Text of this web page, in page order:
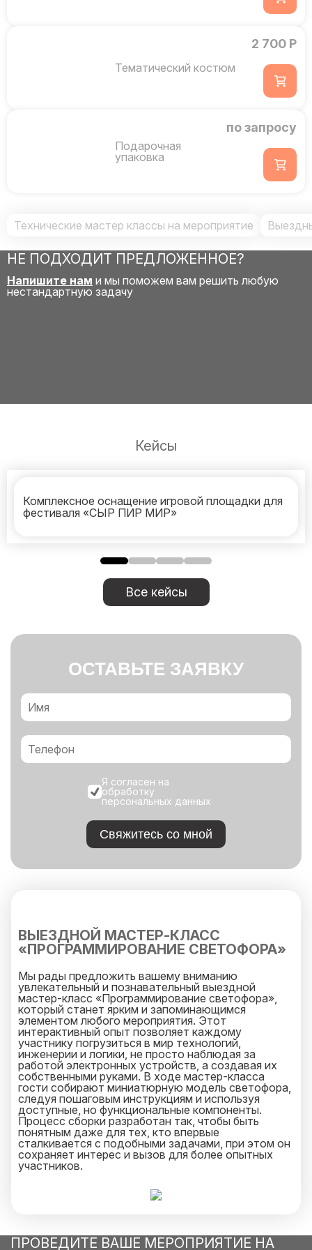
Тематический костюм
2 700 Р
Подарочная
упаковка
по запросу
Технические мастер классы на мероприятие
НЕ ПОДХОДИТ ПРЕДЛОЖЕННОЕ?
Напишите нам и мы поможем вам решить любую
нестандартную задачу
Кейсы
Комплексное оснащение игровой площадки для
фестиваля «СЫР ПИР МИР»
Все кейсы
ОСТАВЬТЕ ЗАЯВКУ
Я согласен на
обработку
персональных данных
Свяжитесь со мной
ВЫЕЗДНОЙ МАСТЕР-КЛАСС
«ПРОГРАММИРОВАНИЕ СВЕТОФОРА»
Мы рады предложить вашему вниманию
увлекательный и познавательный выездной
мастер-класс «Программирование светофора»,
который станет ярким и запоминающимся
элементом любого мероприятия. Этот
интерактивный опыт позволяет каждому
участнику погрузиться в мир технологий,
инженерии и логики, не просто наблюдая за
работой электронных устройств, а создавая их
собственными руками. В ходе мастер-класса
гости собирают миниатюрную модель светофора,
следуя пошаговым инструкциям и используя
доступные, но функциональные компоненты.
Процесс сборки разработан так, чтобы быть
понятным даже для тех, кто впервые
сталкивается с подобными задачами, при этом он
сохраняет интерес и вызов для более опытных
участников.
программирования - именно здесь происходит
управлять временными интервалами и логикой
ПРОВЕДИТЕ ВАШЕ МЕРОПРИЯТИЕ НА